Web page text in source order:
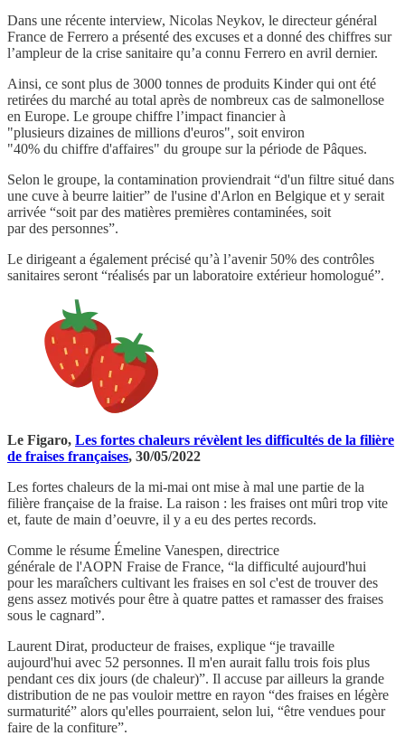
Dans une récente interview, Nicolas Neykov, le directeur général
France de Ferrero a présenté des excuses et a donné des chiffres sur
l’ampleur de la crise sanitaire qu’a connu Ferrero en avril dernier.
Ainsi, ce sont plus de 3000 tonnes de produits Kinder qui ont été
retirées du marché au total après de nombreux cas de salmonellose
en Europe. Le groupe chiffre l’impact financier à
"plusieurs dizaines de millions d'euros", soit environ
"40% du chiffre d'affaires" du groupe sur la période de Pâques.
Selon le groupe, la contamination proviendrait “d'un filtre situé dans
une cuve à beurre laitier” de l'usine d'Arlon en Belgique et y serait
arrivée “soit par des matières premières contaminées, soit
par des personnes”.
Le dirigeant a également précisé qu’à l’avenir 50% des contrôles
sanitaires seront “réalisés par un laboratoire extérieur homologué”.
Le Figaro, Les fortes chaleurs révèlent les difficultés de la filière
de fraises françaises, 30/05/2022
Les fortes chaleurs de la mi-mai ont mise à mal une partie de la
filière française de la fraise. La raison : les fraises ont mûri trop vite
et, faute de main d’oeuvre, il y a eu des pertes records.
Comme le résume Émeline Vanespen, directrice
générale de l'AOPN Fraise de France, “la difficulté aujourd'hui
pour les maraîchers cultivant les fraises en sol c'est de trouver des
gens assez motivés pour être à quatre pattes et ramasser des fraises
sous le cagnard”.
Laurent Dirat, producteur de fraises, explique “je travaille
aujourd'hui avec 52 personnes. Il m'en aurait fallu trois fois plus
pendant ces dix jours (de chaleur)”. Il accuse par ailleurs la grande
distribution de ne pas vouloir mettre en rayon “des fraises en légère
surmaturité” alors qu'elles pourraient, selon lui, “être vendues pour
faire de la confiture”.